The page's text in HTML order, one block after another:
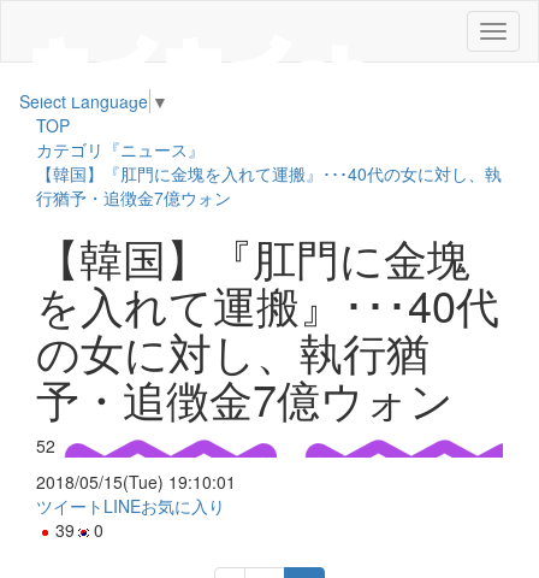
メ
ニ
Select Language ▼
TOP
カテゴリ『ニュース』
【韓国】『肛門に金塊を入れて運搬』･･･40代の女に対し、執
行猶予・追徴金7億ウォン
【韓国】『肛門に金塊
を入れて運搬』･･･40代
の女に対し、執行猶
予・追徴金7億ウォン
52
2018/05/15(Tue) 19:10:01
ツイート LINEお気に入り
39
0